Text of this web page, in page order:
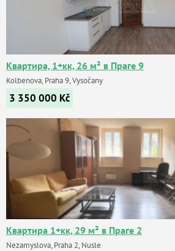
Квартира, 1+кк, 26 м² в Праге 9
Kolbenova, Praha 9, Vysočany
3 350 000 Kč
Квартира 1+кк, 29 м² в Праге 2
Nezamyslova, Praha 2, Nusle